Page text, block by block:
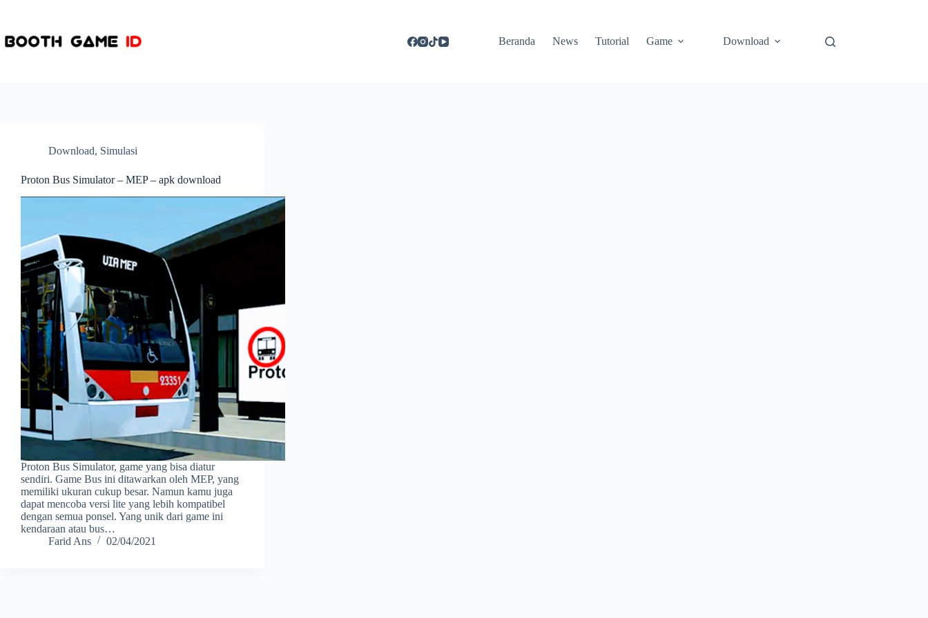
Beranda
News Tutorial Game Download
Download, Simulasi
Proton Bus Simulator – MEP – apk download
Proton Bus Simulator, game yang bisa diatur
sendiri. Game Bus ini ditawarkan oleh MEP, yang
memiliki ukuran cukup besar. Namun kamu juga
dapat mencoba versi lite yang lebih kompatibel
dengan semua ponsel. Yang unik dari game ini
kendaraan atau bus…
Farid Ans
02/04/2021